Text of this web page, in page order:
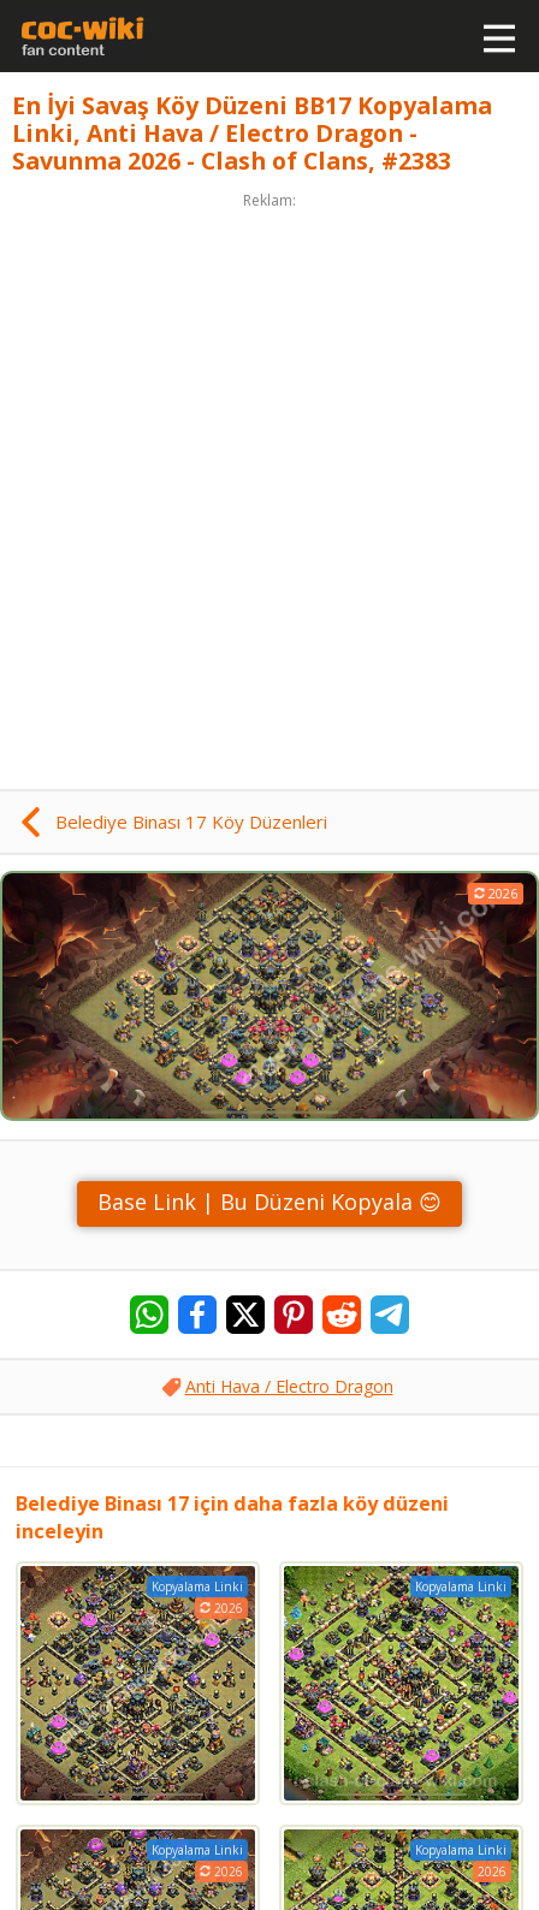
En İyi Savaş Köy Düzeni BB17 Kopyalama
Linki, Anti Hava / Electro Dragon -
Savunma 2026 - Clash of Clans, #2383
Reklam:
Belediye Binası 17 Köy Düzenleri
2026
Base Link | Bu Düzeni Kopyala 😊
Anti Hava / Electro Dragon
Belediye Binası 17 için daha fazla köy düzeni
inceleyin
Kopyalama Linki
2026
Kopyalama Linki
Kopyalama Linki
2026
Kopyalama Linki
2026